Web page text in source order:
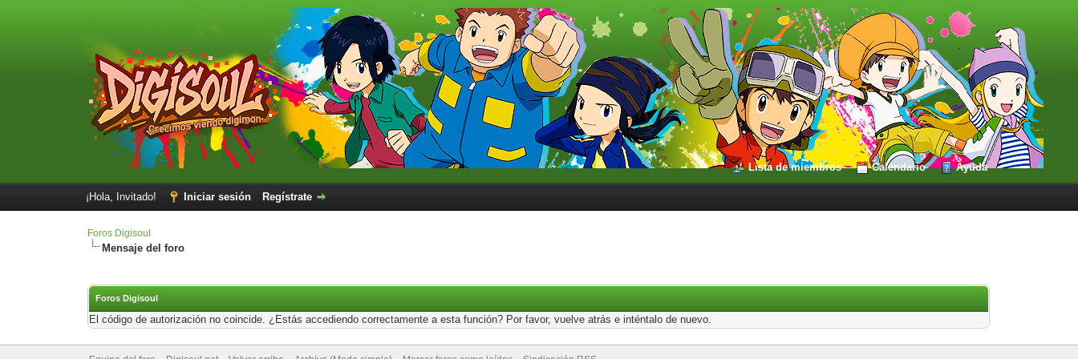
Lista de miembros Calendario Ayuda
¡Hola, Invitado! Iniciar sesión Regístrate
Foros Digisoul
Mensaje del foro
Foros Digisoul
El código de autorización no coincide. ¿Estás accediendo correctamente a esta función? Por favor, vuelve atrás e inténtalo de nuevo.